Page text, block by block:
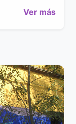
Ver más